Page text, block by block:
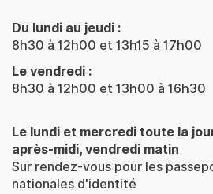
Du lundi au jeudi :
8h30 à 12h00 et 13h15 à 17h00
Le vendredi :
8h30 à 12h00 et 13h00 à 16h30
Le lundi et mercredi toute la
après-midi, vendredi matin
Sur rendez-vous pour les
nationales d'identité